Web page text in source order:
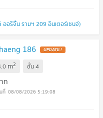
อริจิ้น รามฯ 209 อินเตอร์เชนจ์)
186 UPDATE !
m2 ชั้น4
ท
08/08/2026 5:19:08